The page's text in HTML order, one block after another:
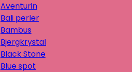
Aventurin
Bali perler
Bambus
Bjergkrystal
Black Stone
Blue spot